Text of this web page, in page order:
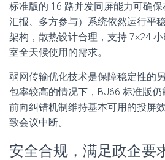
标准版的 16 路并发同屏能力可确
汇报、多方参与）系统依然运行平
架构，散热设计合理，支持 7×24
室全天候使用的需求。
弱网传输优化技术是保障稳定性的
包率较高的情况下，BJ66 标准版
前向纠错机制维持基本可用的投屏
致会议中断。
安全合规，满足政企要